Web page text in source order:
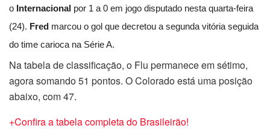
o Internacional por 1 a 0 em jogo disputado nesta quarta-feira
(24). Fred marcou o gol que decretou a segunda vitória seguida
do time carioca na Série A.
Na tabela de classificação, o Flu permanece em sétimo,
agora somando 51 pontos. O Colorado está uma posição
abaixo, com 47.
+Confira a tabela completa do Brasileirão!